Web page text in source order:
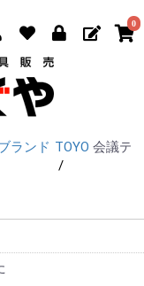
0
ランド TOYO 会議テ